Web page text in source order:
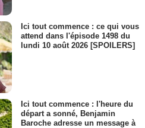
Ici tout commence : ce qui vous
attend dans l'épisode 1498 du
lundi 10 août 2026 [SPOILERS]
Ici tout commence : l'heure du
départ a sonné, Benjamin
Baroche adresse un message à